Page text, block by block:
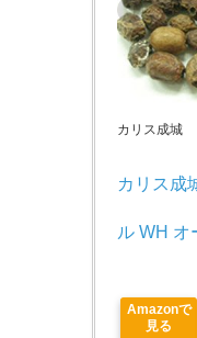
カリス成城
カリス成
ル WH オ
Amazonで
見る